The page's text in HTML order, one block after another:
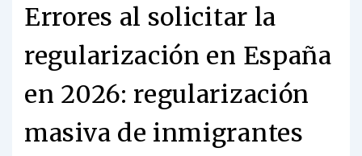
Errores al solicitar la
regularización en España
en 2026: regularización
masiva de inmigrantes